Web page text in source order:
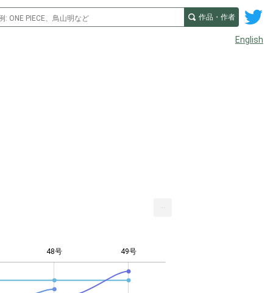
作品・作者
English
48号 49号